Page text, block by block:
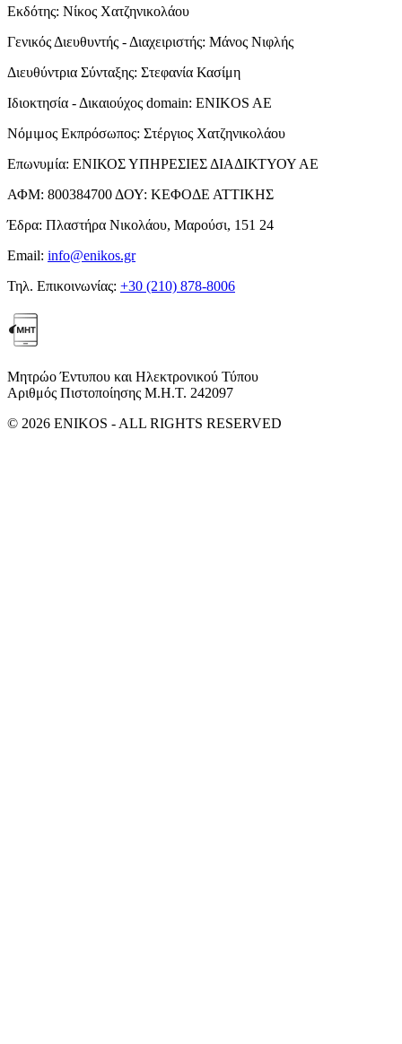
Εκδότης: Νίκος Χατζηνικολάου
Γενικός Διευθυντής - Διαχειριστής: Μάνος Νιφλής
Διευθύντρια Σύνταξης: Στεφανία Κασίμη
Ιδιοκτησία - Δικαιούχος domain: ENIKOS AE
Νόμιμος Εκπρόσωπος: Στέργιος Χατζηνικολάου
Επωνυμία: ΕΝΙΚΟΣ ΥΠΗΡΕΣΙΕΣ ΔΙΑΔΙΚΤΥΟΥ ΑΕ
ΑΦΜ: 800384700 ΔΟΥ: ΚΕΦΟΔΕ ΑΤΤΙΚΗΣ
Έδρα: Πλαστήρα Νικολάου, Μαρούσι, 151 24
Email: info@enikos.gr
Τηλ. Επικοινωνίας: +30 (210) 878-8006
Μητρώο Έντυπου και Ηλεκτρονικού Τύπου
Αριθμός Πιστοποίησης Μ.Η.Τ. 242097
© 2026 ENIKOS - ALL RIGHTS RESERVED